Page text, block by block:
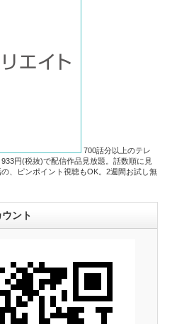
700話分以上のテレ
円(税抜)で配信作品見放題。話数順に見
、ピンポイント視聴もOK。2週間お試し無
ント